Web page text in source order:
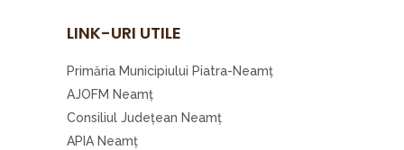
LINK-URI UTILE
Primăria Municipiului Piatra-Neamţ
AJOFM Neamţ
Consiliul Judeţean Neamţ
APIA Neamţ